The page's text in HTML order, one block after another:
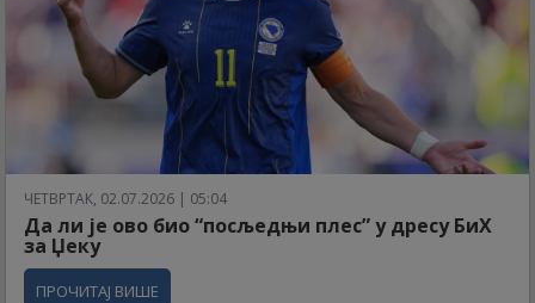
ЧЕТВРТАК, 02.07.2026 | 05:04
Да ли је ово био “посљедњи плес” у дресу БиХ
за Џеку
ПРОЧИТАЈ ВИШЕ